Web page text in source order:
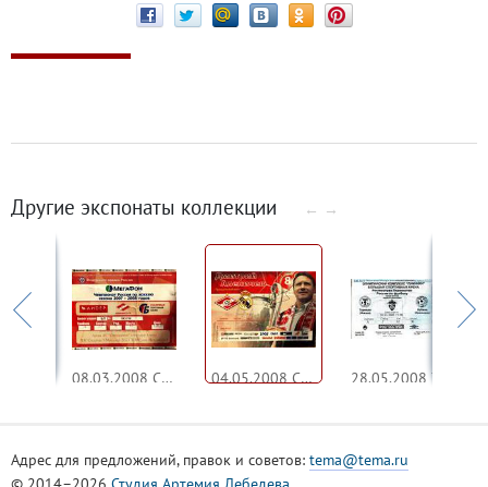
Другие экспонаты коллекции ← →
08.03.2008 Спартак - СКА 04.05.2008 Спартак - Реал прощальный матч Аленичева
Адрес для предложений, правок и советов: tema@tema.ru